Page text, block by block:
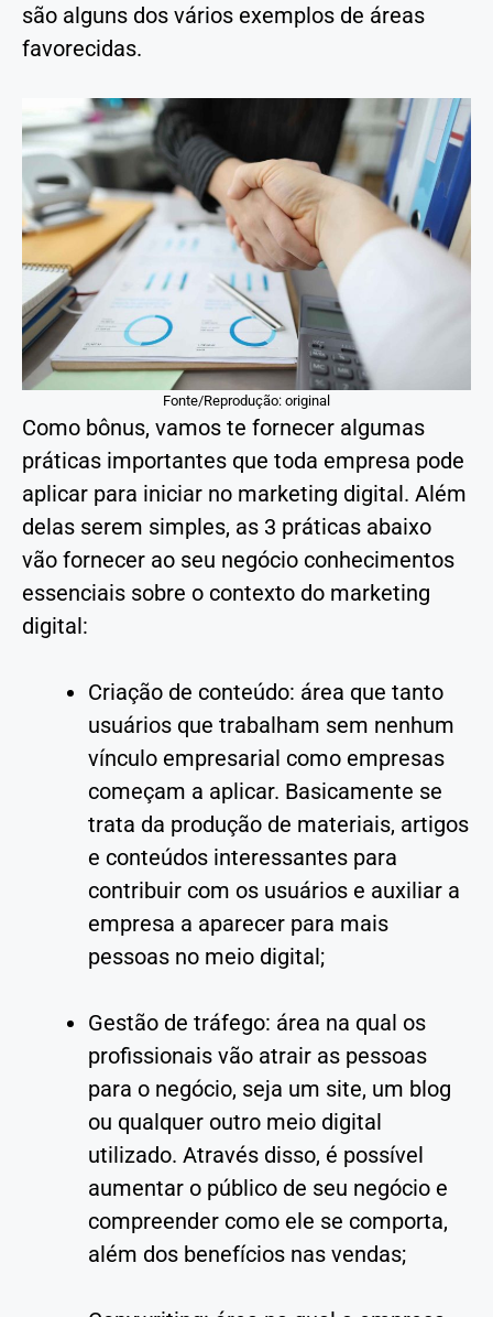
são alguns dos vários exemplos de áreas
favorecidas.
Fonte/Reprodução: original
Como bônus, vamos te fornecer algumas
práticas importantes que toda empresa pode
aplicar para iniciar no marketing digital. Além
delas serem simples, as 3 práticas abaixo
vão fornecer ao seu negócio conhecimentos
essenciais sobre o contexto do marketing
digital:
Criação de conteúdo: área que tanto
usuários que trabalham sem nenhum
vínculo empresarial como empresas
começam a aplicar. Basicamente se
trata da produção de materiais, artigos
e conteúdos interessantes para
contribuir com os usuários e auxiliar a
empresa a aparecer para mais
pessoas no meio digital;
Gestão de tráfego: área na qual os
profissionais vão atrair as pessoas
para o negócio, seja um site, um blog
ou qualquer outro meio digital
utilizado. Através disso, é possível
aumentar o público de seu negócio e
compreender como ele se comporta,
além dos benefícios nas vendas;